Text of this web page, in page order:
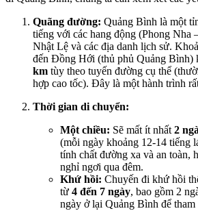
Quãng đường: Quảng Bình là một
tiếng với các hang động (Phong Nha
Nhật Lệ và các địa danh lịch sử.
đến Đồng Hới (thủ phủ Quảng Bình)
km tùy theo tuyến đường cụ thể
hợp cao tốc). Đây là một hành trình
Thời gian di chuyển:
Một chiều: Sẽ mất ít nhất2
(mỗi ngày khoảng 12-14 tiếng
tính chất đường xa và an toàn,
nghỉ ngơi qua đêm.
Khứ hồi: Chuyến đi khứ hồi
từ 4 đến 7 ngày, bao gồm 2
ngày ở lại Quảng Bình để tham